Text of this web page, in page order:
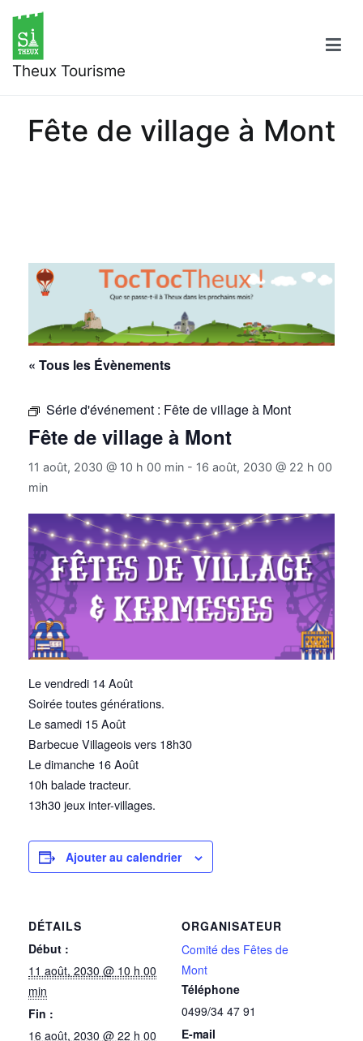
contenu
Theux Tourisme
Fête de village à Mont
« Tous les Évènements
Série d'événement : Fête de village à Mont
Fête de village à Mont
11 août, 2030 @ 10 h 00 min - 16 août, 2030 @ 22 h 00
min
Le vendredi 14 Août
Soirée toutes générations.
Le samedi 15 Août
Barbecue Villageois vers 18h30
Le dimanche 16 Août
10h balade tracteur.
13h30 jeux inter-villages.
Ajouter au calendrier
DÉTAILS
Début :
11 août, 2030 @ 10 h 00
min
Fin :
16 août, 2030 @ 22 h 00
ORGANISATEUR
Comité des Fêtes de
Mont
Téléphone
0499/34 47 91
E-mail